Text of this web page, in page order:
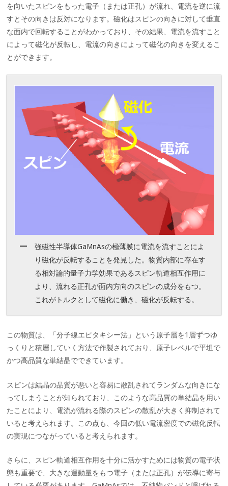
を向いたスピンをもった電子（または正孔）が流れ、電流を逆に流
すとその向きは反対になります。磁化はスピンの向きに対して垂直
な面内で回転することがわかっており、その結果、電流を流すこと
によって磁化が反転し、電流の向きによって磁化の向きを変えるこ
とができます。
強磁性半導体GaMnAsの極薄膜に電流を流すことによ
り磁化が反転することを発見した。物質内部に存在す
る相対論的量子力学効果であるスピン軌道相互作用に
より、流れる正孔が面内方向のスピンの成分をもつ。
これがトルクとして磁化に働き、磁化が反転する。
この物質は、「分子線エピタキシー法」という原子層を1層ずつゆ
っくりと積層していく方法で作製されており、原子レベルで平坦で
かつ高品質な単結晶でできています。
スピンは結晶の品質が悪いと容易に散乱されてランダムな向きにな
ってしまうことが知られており、このような高品質の単結晶を用い
たことにより、電流が流れる際のスピンの散乱が大きく抑制されて
いると考えられます。この点も、今回の低い電流密度での磁化反転
の実現につながっていると考えられます。
さらに、スピン軌道相互作用を十分に活かすためには物質の電子状
態も重要で、大きな運動量をもつ電子（または正孔）が伝導に寄与